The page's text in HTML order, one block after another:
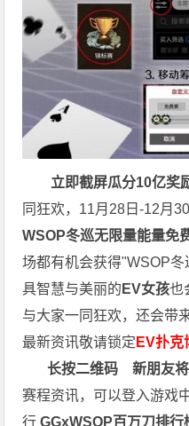
立即截屏瓜分10亿奖
同狂欢，11月28日-12月
WSOP冬巡无限量能量免
场都有机会获得"WSOP
具智慧与美丽的 EV女孩也
与大家一同狂欢，还会带
最新资讯敬请锁定 EV扑克
长按二维码新朋友
赛程资讯，可以登入游戏
行 GGxWSOP百万刀排行